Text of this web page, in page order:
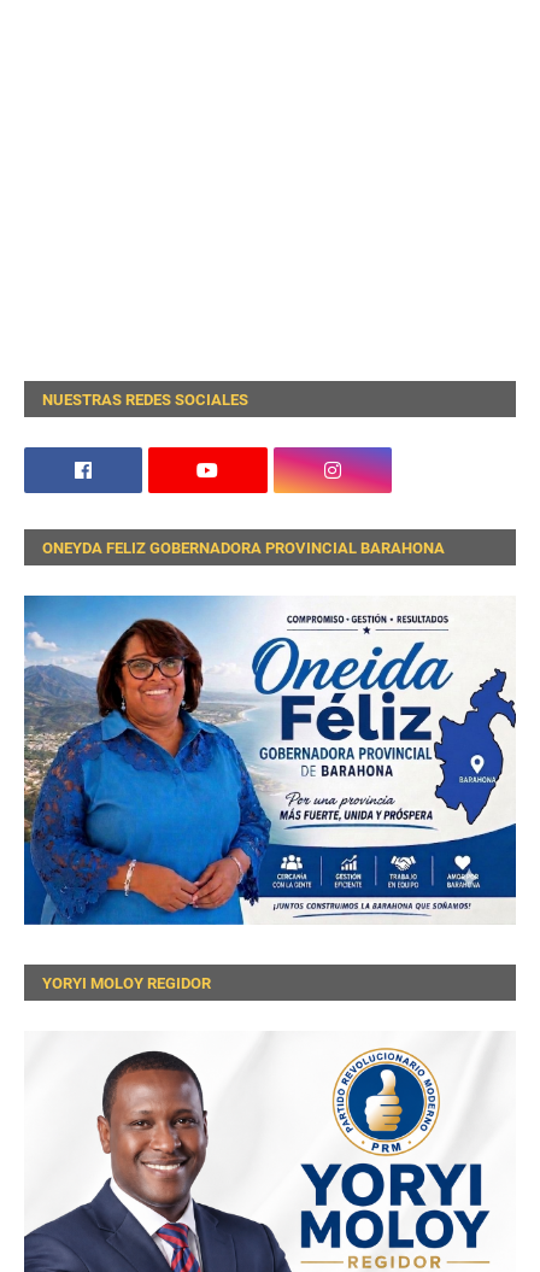
NUESTRAS REDES SOCIALES
ONEYDA FELIZ GOBERNADORA PROVINCIAL BARAHONA
YORYI MOLOY REGIDOR